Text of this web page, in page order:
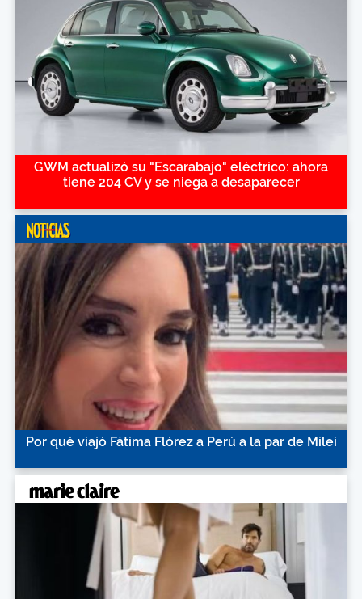
GWM actualizó su "Escarabajo" eléctrico: ahora
tiene 204 CV y se niega a desaparecer
Por qué viajó Fátima Flórez a Perú a la par de Milei